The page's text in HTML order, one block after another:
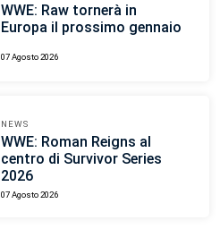
WWE: Raw tornerà in
Europa il prossimo gennaio
07 Agosto 2026
NEWS
WWE: Roman Reigns al
centro di Survivor Series
2026
07 Agosto 2026